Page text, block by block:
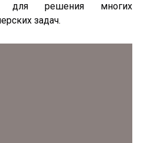
для решения многих
задач.